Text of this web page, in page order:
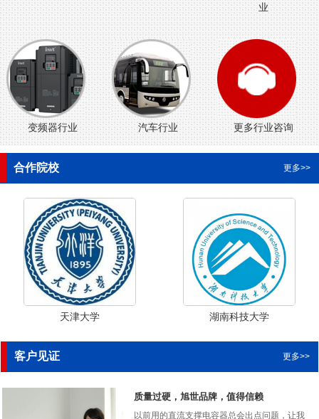
业
变频器行业 汽车行业 更多行业咨询
合作院校 更多>>
天津大学 湖南科技大学
客户见证 更多>>
质量过硬，旭世品牌，值得信赖
以前用的直流支撑电容器总会出点问题，让我